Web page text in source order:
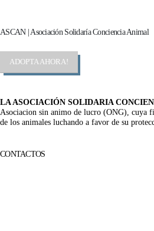
ASCAN | Asociación Solidaría Conciencia Animal
ADOPTA AHORA!
LA ASOCIACIÓN SOLIDARIA
Asociacion sin animo de lucro (ONG), cuya
de los animales luchando a favor de su
CONTACTOS